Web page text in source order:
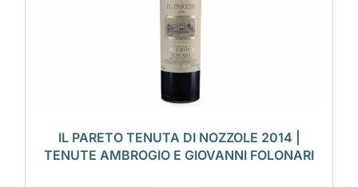
IL PARETO TENUTA DI NOZZOLE 2014 |
TENUTE AMBROGIO E GIOVANNI FOLONARI